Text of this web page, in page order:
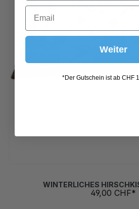
WINTERLICHES
49,00 CHF*
Weiter
*Der Gutschein ist ab CHF